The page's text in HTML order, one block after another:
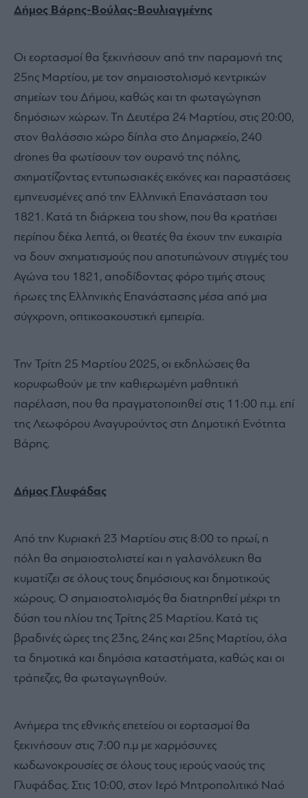
Δήμος Βάρης-Βούλας-Βουλιαγμένης
Οι εορτασμοί θα ξεκινήσουν από την παραμονή της
25ης Μαρτίου, με τον σημαιοστολισμό κεντρικών
σημείων του Δήμου, καθώς και τη φωταγώγηση
δημόσιων χώρων. Τη Δευτέρα 24 Μαρτίου, στις 20:00,
στον θαλάσσιο χώρο δίπλα στο Δημαρχείο, 240
drones θα φωτίσουν τον ουρανό της πόλης,
σχηματίζοντας εντυπωσιακές εικόνες και παραστάσεις
εμπνευσμένες από την Ελληνική Επανάσταση του
1821. Κατά τη διάρκεια του show, που θα κρατήσει
περίπου δέκα λεπτά, οι θεατές θα έχουν την ευκαιρία
να δουν σχηματισμούς που αποτυπώνουν στιγμές του
Αγώνα του 1821, αποδίδοντας φόρο τιμής στους
ήρωες της Ελληνικής Επανάστασης μέσα από μια
σύγχρονη, οπτικοακουστική εμπειρία.
Την Τρίτη 25 Μαρτίου 2025, οι εκδηλώσεις θα
κορυφωθούν με την καθιερωμένη μαθητική
παρέλαση, που θα πραγματοποιηθεί στις 11:00 π.μ. επί
της Λεωφόρου Αναγυρούντος στη Δημοτική Ενότητα
Βάρης.
Δήμος Γλυφάδας
Από την Κυριακή 23 Μαρτίου στις 8:00 το πρωί, η
πόλη θα σημαιοστολιστεί και η γαλανόλευκη θα
κυματίζει σε όλους τους δημόσιους και δημοτικούς
χώρους. Ο σημαιοστολισμός θα διατηρηθεί μέχρι τη
δύση του ηλίου της Τρίτης 25 Μαρτίου. Κατά τις
βραδινές ώρες της 23ης, 24ης και 25ης Μαρτίου, όλα
τα δημοτικά και δημόσια καταστήματα, καθώς και οι
τράπεζες, θα φωταγωγηθούν.
Ανήμερα της εθνικής επετείου οι εορτασμοί θα
ξεκινήσουν στις 7:00 π.μ με χαρμόσυνες
κωδωνοκρουσίες σε όλους τους ιερούς ναούς της
Γλυφάδας. Στις 10:00, στον Ιερό Μητροπολιτικό Ναό